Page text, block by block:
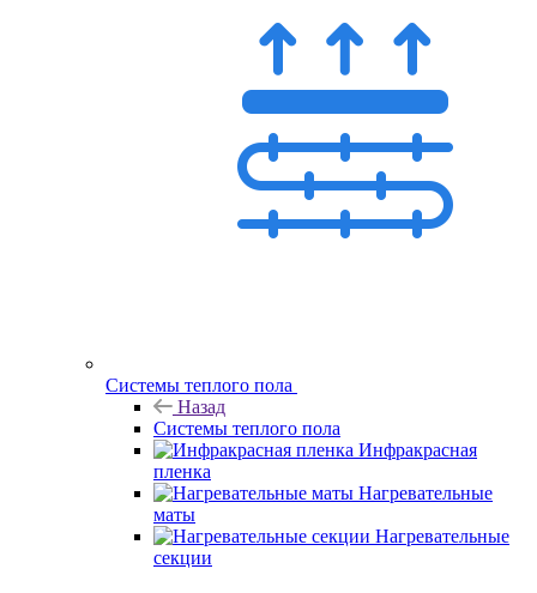
Системы теплого пола
Назад
Системы теплого пола
Инфракрасная
пленка
Нагревательные
маты
Нагревательные
секции